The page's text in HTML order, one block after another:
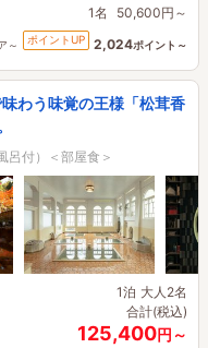
1名 50,600円～
～ ポイントUP 2,024ポイント～
わう味覚の王様「松茸香
呂付）＜部屋食＞
1泊 大人2名
合計(税込)
125,400円～